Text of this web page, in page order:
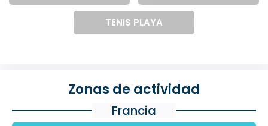
TENIS PLAYA
Zonas de actividad
Francia